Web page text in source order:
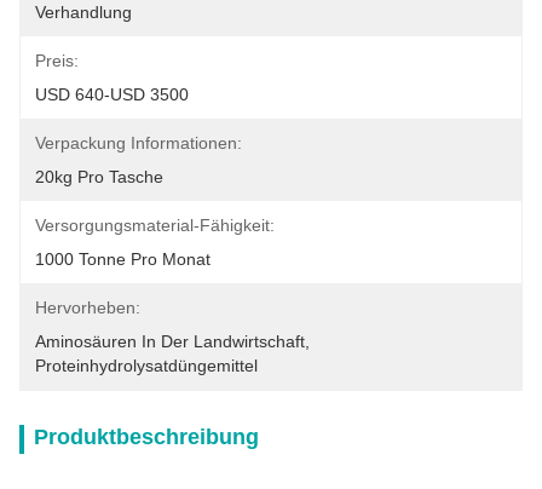
Verhandlung
Preis:
USD 640-USD 3500
Verpackung Informationen:
20kg Pro Tasche
Versorgungsmaterial-Fähigkeit:
1000 Tonne Pro Monat
Hervorheben:
Aminosäuren In Der Landwirtschaft
Proteinhydrolysatdüngemittel
Produktbeschreibung